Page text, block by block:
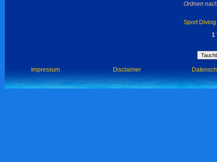
Ordnen
Sport
1
Impressum Disclaimer